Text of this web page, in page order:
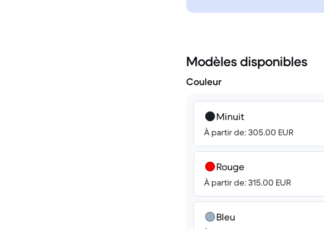
Modèles disponibles
Couleur
Minuit
À partir de: 305.00 EUR
Rouge
À partir de: 315.00 EUR
Bleu